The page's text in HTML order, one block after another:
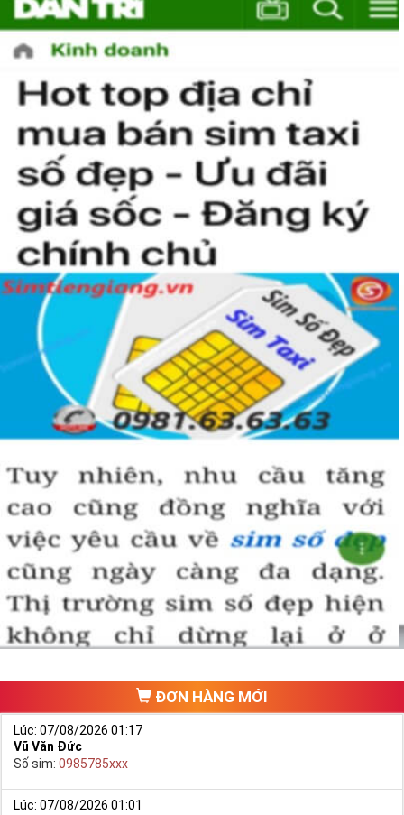
ĐƠN HÀNG MỚI
Lúc: 07/08/2026 01:17
Vũ Văn Đức
Số sim: 0985785xxx
Lúc: 07/08/2026 01:01